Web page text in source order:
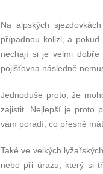
Na alpských
případnou kolizi, a
nechají si je velmi
pojišťovna následně
Jednoduše proto, že
zajistit. Nejlepší je proto
vám poradí, co přesně
Také ve velkých
nebo při úrazu, který si